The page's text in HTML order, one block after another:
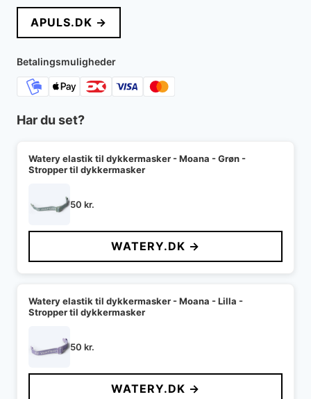
pris
var:
259 kr..
pris
er:
APULS.DK →
Betalingsmuligheder
Har du set?
Watery elastik til dykkermasker - Moana - Grøn -
Stropper til dykkermasker
50 kr.
WATERY.DK →
Watery elastik til dykkermasker - Moana - Lilla -
Stropper til dykkermasker
50 kr.
WATERY.DK →